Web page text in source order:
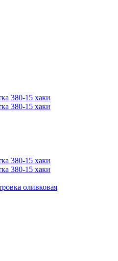
оливковая